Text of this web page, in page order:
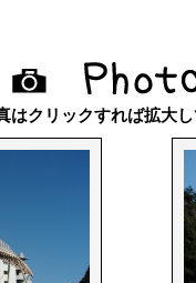
はクリックすれば拡大